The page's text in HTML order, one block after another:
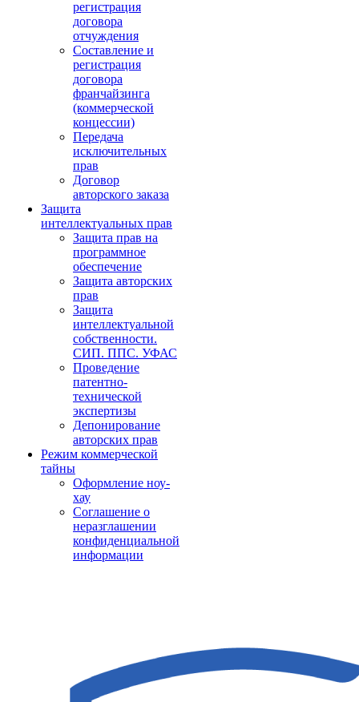
регистрация
договора
отчуждения
Составление и
регистрация
договора
франчайзинга
(коммерческой
концессии)
Передача
исключительных
прав
Договор
авторского заказа
Защита
интеллектуальных прав
Защита прав на
программное
обеспечение
Защита авторских
прав
Защита
интеллектуальной
собственности.
СИП. ППС. УФАС
Проведение
патентно-
технической
экспертизы
Депонирование
авторских прав
Режим коммерческой
тайны
Оформление ноу-
хау
Соглашение о
неразглашении
конфиденциальной
информации